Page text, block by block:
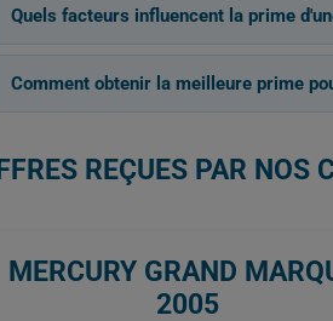
Quels facteurs influencent la prime
Comment obtenir la meilleure prime
REÇUES PAR NOS
MERCURY GRAND
2005